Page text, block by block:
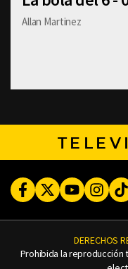
Allan Martinez
FacebookTwitterYoutube
DERECHOS
Prohibida la reproducción